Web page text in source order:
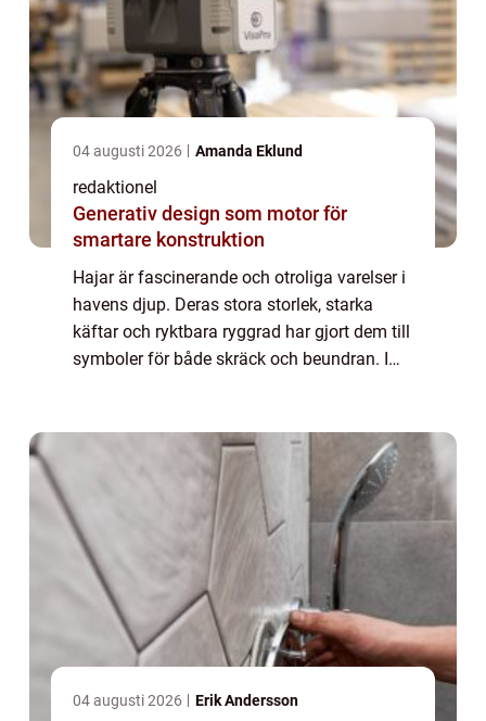
04 augusti 2026 Amanda Eklund
redaktionel
Generativ design som motor för
smartare konstruktion
Hajar är fascinerande och otroliga varelser i
havens djup. Deras stora storlek, starka
käftar och ryktbara ryggrad har gjort dem till
symboler för både skräck och beundran. I
04 augusti 2026 Erik Andersson